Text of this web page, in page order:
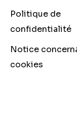
Politique de
confidentialité
Notice
cookies